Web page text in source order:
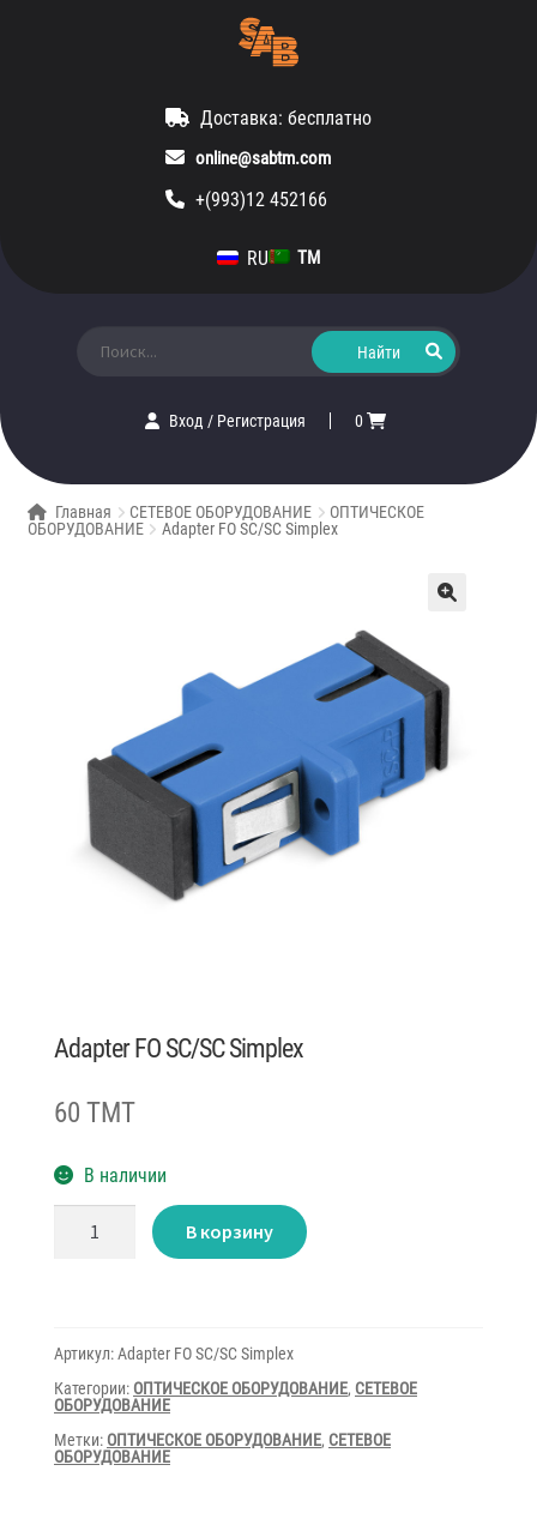
Доставка: бесплатно
online@sabtm.com
+(993)12 452166
RU TM
Вход/ Регистрация 0
Главная СЕТЕВОЕ ОБОРУДОВАНИЕ
ОПТИЧЕСКОЕ
ОБОРУДОВАНИЕ
Adapter FO SC/SC Simplex
Adapter FO SC/SC Simplex
60 TMT
В наличии
Количество
товара
В корзину
Артикул:Adapter FO SC/SC Simplex
Категории: ОПТИЧЕСКОЕ ОБОРУДОВАНИЕ, СЕТЕВОЕ
ОБОРУДОВАНИЕ
Метки: ОПТИЧЕСКОЕ ОБОРУДОВАНИЕ, СЕТЕВОЕ
ОБОРУДОВАНИЕ